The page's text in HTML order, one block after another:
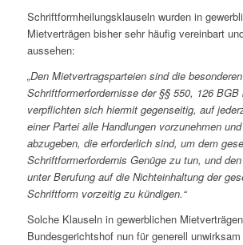
Schriftformheilungsklauseln wurden in
Mietverträgen bisher sehr häufig vereinbart
aussehen:
„Den Mietvertragsparteien sind die
Schriftformerfordernisse der §§ 550, 126
verpflichten sich hiermit gegenseitig, auf
einer Partei alle Handlungen vorzunehmen
abzugeben, die erforderlich sind, um dem
Schriftformerfordernis Genüge zu tun, und
unter Berufung auf die Nichteinhaltung der
Schriftform vorzeitig zu kündigen.“
Solche Klauseln in gewerblichen
Bundesgerichtshof nun für generell